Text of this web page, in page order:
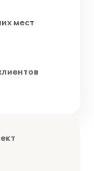
мест